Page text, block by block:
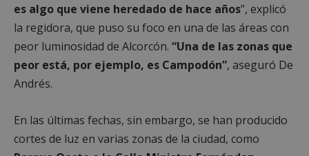
es algo que viene heredado de hace años”, explicó
la regidora, que puso su foco en una de las áreas con
peor luminosidad de Alcorcón. “Una de las zonas que
peor está, por ejemplo, es Campodón”, aseguró De
Andrés.
En las últimas fechas, sin embargo, se han producido
cortes de luz en varias zonas de la ciudad, como